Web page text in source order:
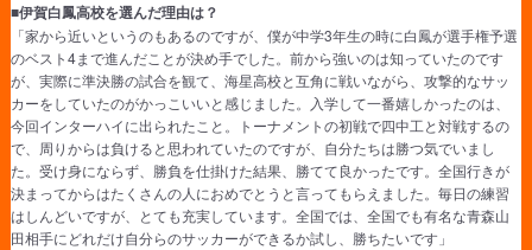
■伊賀白鳳高校を選んだ理由は？
「家から近いというのもあるのですが、僕が中学3年生の時に白鳳が選手権予選
のベスト4まで進んだことが決め手でした。前から強いのは知っていたのです
が、実際に準決勝の試合を観て、海星高校と互角に戦いながら、攻撃的なサッ
カーをしていたのがかっこいいと感じました。入学して一番嬉しかったのは、
今回インターハイに出られたこと。トーナメントの初戦で四中工と対戦するの
で、周りからは負けると思われていたのですが、自分たちは勝つ気でいまし
た。受け身にならず、勝負を仕掛けた結果、勝てて良かったです。全国行きが
決まってからはたくさんの人におめでとうと言ってもらえました。毎日の練習
はしんどいですが、とても充実しています。全国では、全国でも有名な青森山
田相手にどれだけ自分らのサッカーができるか試し、勝ちたいです」